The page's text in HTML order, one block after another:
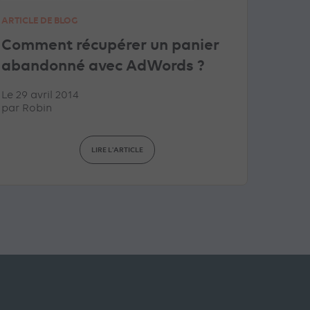
ARTICLE DE BLOG
Comment récupérer un panier
abandonné avec AdWords ?
Le 29 avril 2014
par Robin
LIRE L'ARTICLE